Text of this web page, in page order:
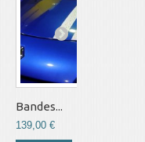
Bandes...
139,00 €